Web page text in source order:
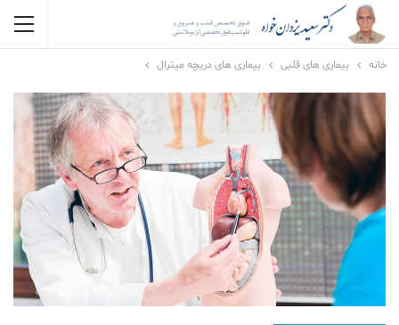
خانه بیماری های قلبی بیماری های دریچه میترال